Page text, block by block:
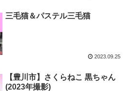
三毛猫＆パステル三毛猫
2023.09.25
【豊川市】さくらねこ 黒ちゃん
(2023年撮影)